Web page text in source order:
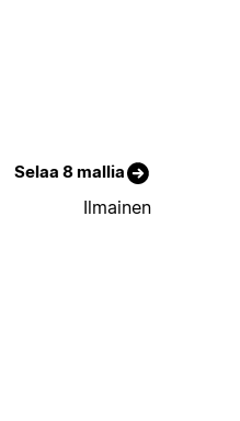
Selaa 8 mallia
Ilmainen